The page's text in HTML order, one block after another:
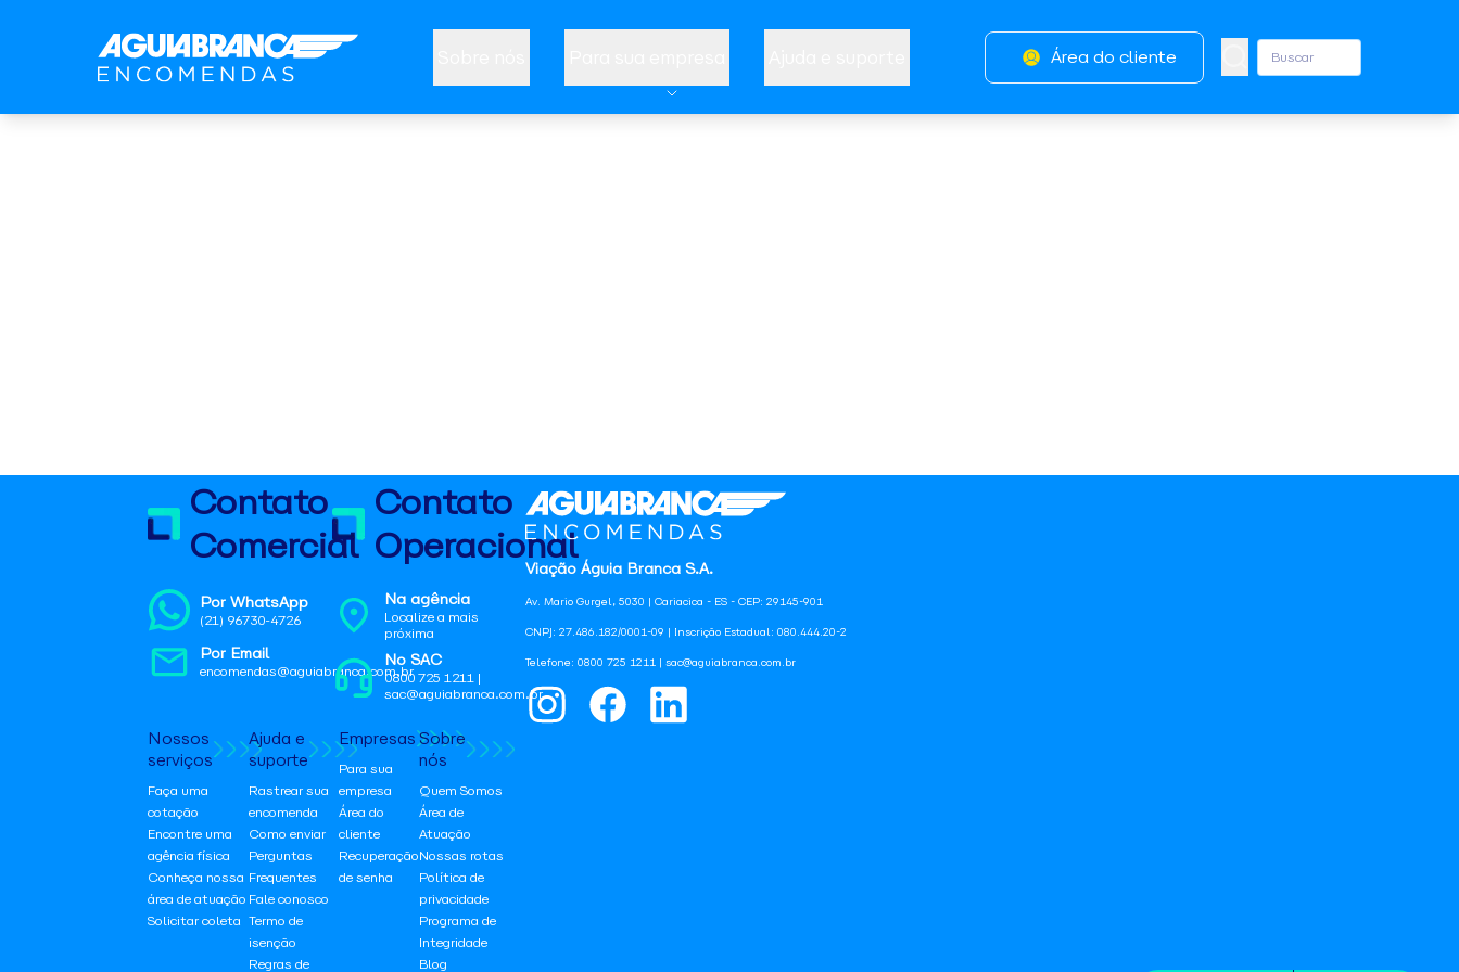
Área do cliente
Viação Águia Branca S.A.
Av. Mario Gurgel, 5030 | Cariacica - ES - CEP: 29145-901
CNPJ: 27.486.182/0001-09 | Inscrição Estadual: 080.444.20-2
Telefone: 0800 725 1211 | sac@aguiabranca.com.br
Contato
Comercial
Por WhatsApp
(21) 96730-4726
Por Email
encomendas@aguiabranca.com.br
Contato
Operacional
Na agência
Localize a mais
próxima
No SAC
0800 725 1211 |
sac@aguiabranca.com.br
Nossos
serviços
Faça uma
cotação
Encontre uma
agência física
Conheça nossa
área de atuação
Solicitar coleta
Ajuda e
suporte
Rastrear sua
encomenda
Como enviar
Perguntas
Frequentes
Fale conosco
Termo de
isenção
Regras de
Empresas
Para sua
empresa
Área do
cliente
Recuperação
de senha
Sobre
nós
Quem Somos
Área de
Atuação
Nossas rotas
Política de
privacidade
Programa de
Integridade
Blog